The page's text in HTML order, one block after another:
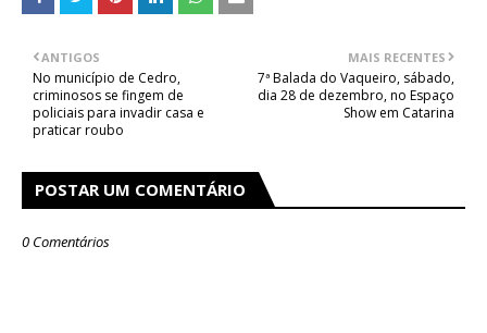
MAIS RECENTES
7ª Balada do Vaqueiro, sábado,
dia 28 de dezembro, no Espaço
Show em Catarina
ANTIGOS
No município de Cedro,
criminosos se fingem de
policiais para invadir casa e
praticar roubo
POSTAR UM COMENTÁRIO
0 Comentários